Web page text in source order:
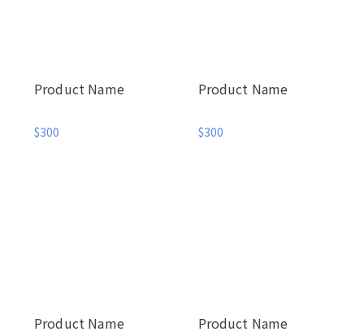
Product Name
$300
Product Name
$300
Product Name Product Name